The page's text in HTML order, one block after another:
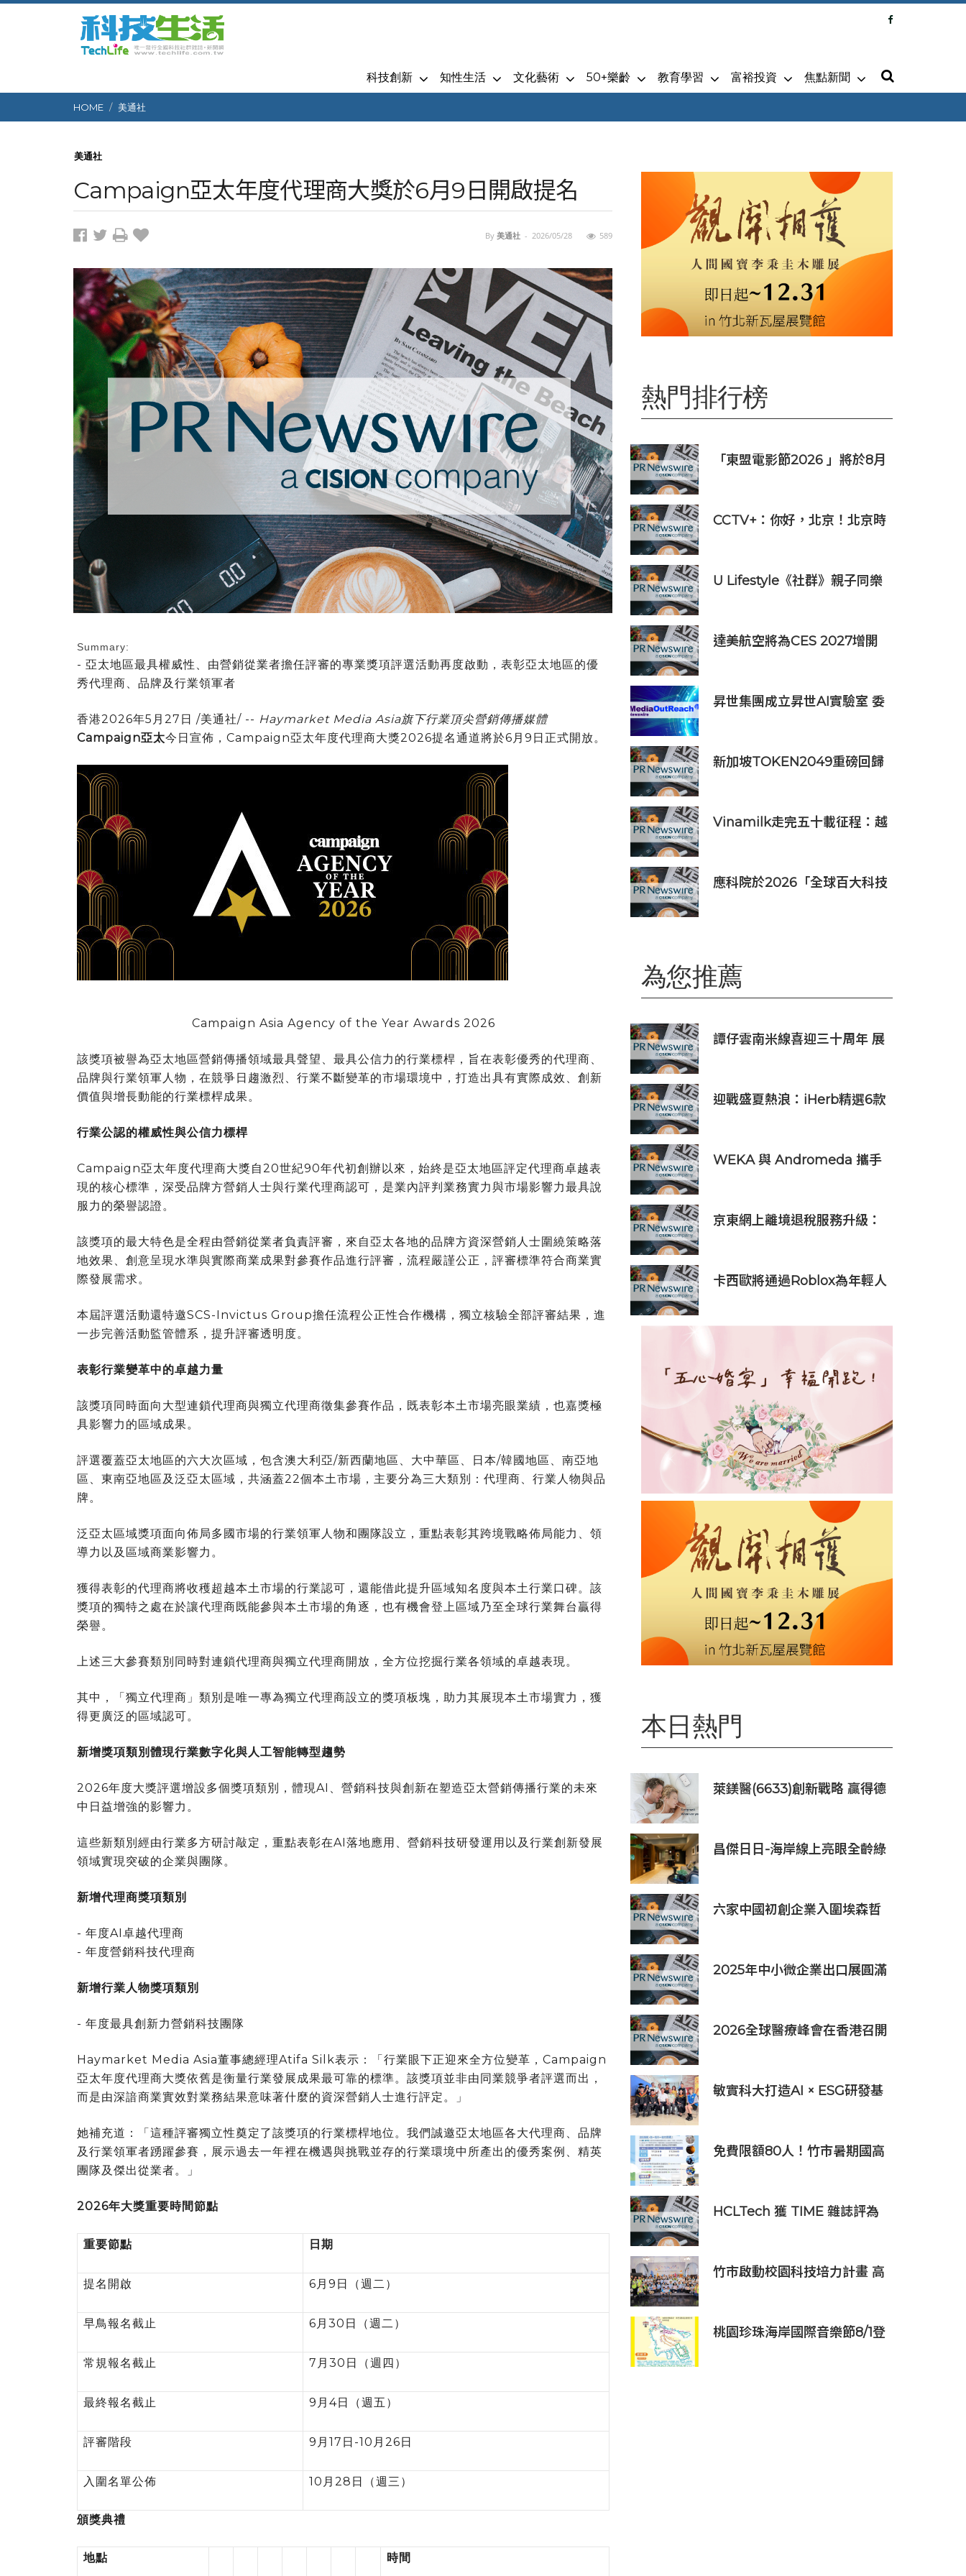
科技創新 知性生活 文化藝術 50+樂齡 教育學習 富裕投資 焦點新聞
HOME 美通社
美通社
Campaign亞太年度代理商大獎於6月9日開啟提名
By 美通社 - 2026/05/28 589
Summary:
- 亞太地區最具權威性、由營銷從業者擔任評審的專業獎項評選活動再度啟動，表彰亞太地區的優
秀代理商、品牌及行業領軍者
香港2026年5月27日 /美通社/ -- Haymarket Media Asia旗下行業頂尖營銷傳播媒體
Campaign亞太今日宣佈，Campaign亞太年度代理商大獎2026提名通道將於6月9日正式開放。
Campaign Asia Agency of the Year Awards 2026
該獎項被譽為亞太地區營銷傳播領域最具聲望、最具公信力的行業標桿，旨在表彰優秀的代理商、
品牌與行業領軍人物，在競爭日趨激烈、行業不斷變革的市場環境中，打造出具有實際成效、創新
價值與增長動能的行業標桿成果。
行業公認的權威性與公信力標桿
Campaign亞太年度代理商大獎自20世紀90年代初創辦以來，始終是亞太地區評定代理商卓越表
現的核心標準，深受品牌方營銷人士與行業代理商認可，是業內評判業務實力與市場影響力最具說
服力的榮譽認證。
該獎項的最大特色是全程由營銷從業者負責評審，來自亞太各地的品牌方資深營銷人士圍繞策略落
地效果、創意呈現水準與實際商業成果對參賽作品進行評審，流程嚴謹公正，評審標準符合商業實
際發展需求。
本屆評選活動還特邀SCS-Invictus Group擔任流程公正性合作機構，獨立核驗全部評審結果，進
一步完善活動監管體系，提升評審透明度。
表彰行業變革中的卓越力量
該獎項同時面向大型連鎖代理商與獨立代理商徵集參賽作品，既表彰本土市場亮眼業績，也嘉獎極
具影響力的區域成果。
評選覆蓋亞太地區的六大次區域，包含澳大利亞/新西蘭地區、大中華區、日本/韓國地區、南亞地
區、東南亞地區及泛亞太區域，共涵蓋22個本土市場，主要分為三大類別：代理商、行業人物與品
牌。
泛亞太區域獎項面向佈局多國市場的行業領軍人物和團隊設立，重點表彰其跨境戰略佈局能力、領
導力以及區域商業影響力。
獲得表彰的代理商將收穫超越本土市場的行業認可，還能借此提升區域知名度與本土行業口碑。該
獎項的獨特之處在於讓代理商既能參與本土市場的角逐，也有機會登上區域乃至全球行業舞台贏得
榮譽。
上述三大參賽類別同時對連鎖代理商與獨立代理商開放，全方位挖掘行業各領域的卓越表現。
其中，「獨立代理商」類別是唯一專為獨立代理商設立的獎項板塊，助力其展現本土市場實力，獲
得更廣泛的區域認可。
新增獎項類別體現行業數字化與人工智能轉型趨勢
2026年度大獎評選增設多個獎項類別，體現AI、營銷科技與創新在塑造亞太營銷傳播行業的未來
中日益增強的影響力。
這些新類別經由行業多方研討敲定，重點表彰在AI落地應用、營銷科技研發運用以及行業創新發展
領域實現突破的企業與團隊。
新增代理商獎項類別
- 年度AI卓越代理商
- 年度營銷科技代理商
新增行業人物獎項類別
- 年度最具創新力營銷科技團隊
Haymarket Media Asia董事總經理Atifa Silk表示：「行業眼下正迎來全方位變革，Campaign
亞太年度代理商大獎依舊是衡量行業發展成果最可靠的標準。該獎項並非由同業競爭者評選而出，
而是由深諳商業實效對業務結果意味著什麼的資深營銷人士進行評定。」
她補充道：「這種評審獨立性奠定了該獎項的行業標桿地位。我們誠邀亞太地區各大代理商、品牌
及行業領軍者踴躍參賽，展示過去一年裡在機遇與挑戰並存的行業環境中所產出的優秀案例、精英
團隊及傑出從業者。」
2026年大獎重要時間節點
重要節點 日期
提名開啟 6月9日（週二）
早鳥報名截止 6月30日（週二）
常規報名截止 7月30日（週四）
最終報名截止 9月4日（週五）
評審階段 9月17日-10月26日
入圍名單公佈 10月28日（週三）
頒獎典禮
地點 時間
熱門排行榜
「東盟電影節2026 」將於8月
CCTV+：你好，北京！北京時
U Lifestyle《社群》親子同樂
嬰兒用品等好禮｜召集Foodie
率先試食星級酒店自助餐
達美航空將為CES 2027增開
昇世集團成立昇世AI實驗室 委
新加坡TOKEN2049重磅回歸
Vinamilk走完五十載征程：越
賀禮
應科院於2026「全球百大科技
為您推薦
譚仔雲南米線喜迎三十周年 展
迎戰盛夏熱浪：iHerb精選6款
WEKA 與 Andromeda 攜手
京東網上離境退稅服務升級：
卡西歐將通過Roblox為年輕人
本日熱門
萊鎂醫(6633)創新戰略 贏得德
昌傑日日-海岸線上亮眼全齡綠
六家中國初創企業入圍埃森哲
2025年中小微企業出口展圓滿
同
2026全球醫療峰會在香港召開
敏實科大打造AI × ESG研發基
免費限額80人！竹市暑期國高
HCLTech 獲 TIME 雜誌評為
竹市啟動校園科技培力計畫 高
桃園珍珠海岸國際音樂節8/1登